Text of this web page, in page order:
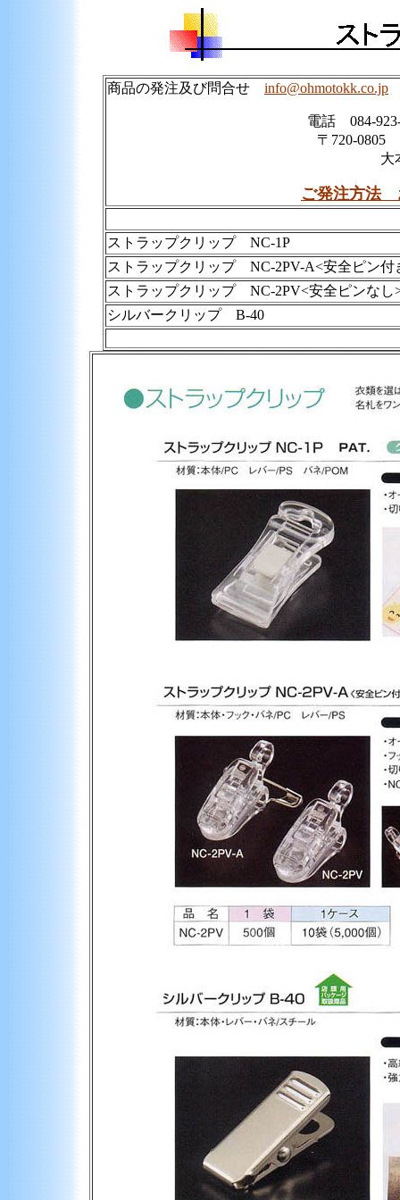
商品の発注及び問合せ info@ohmotokk.co.jp
電話 084-
〒720-0805
大
ご発注方法
ストラップクリップ NC-1P
ストラップクリップ NC-2PV-A<安全ピン付
ストラップクリップ NC-2PV<安全ピンなし
シルバークリップ B-40